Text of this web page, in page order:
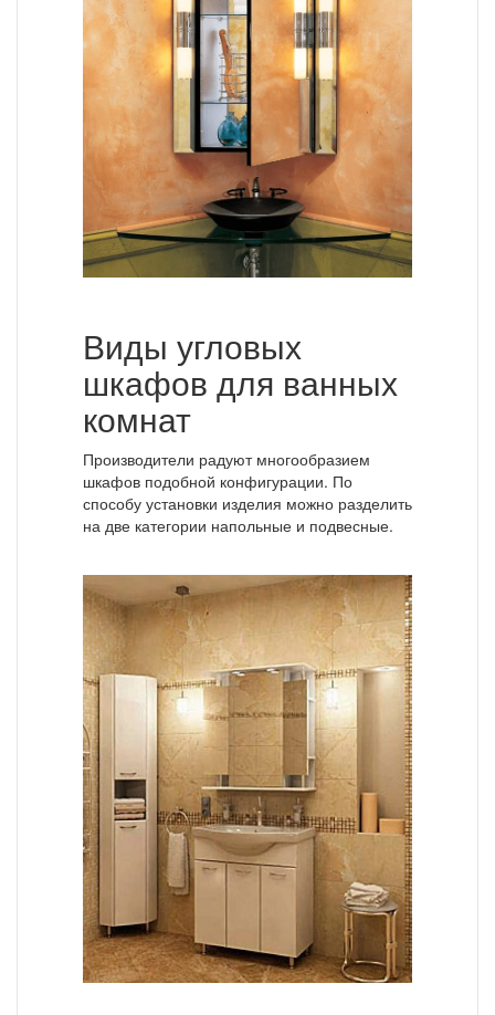
Виды угловых
шкафов для ванных
комнат
Производители радуют многообразием
шкафов подобной конфигурации. По
способу установки изделия можно разделить
на две категории напольные и подвесные.